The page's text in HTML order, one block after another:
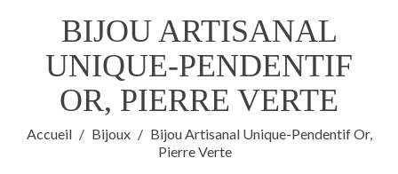
BIJOU ARTISANAL
UNIQUE-PENDENTIF
OR, PIERRE VERTE
Accueil Bijoux
Bijou Artisanal Unique-Pendentif Or,
Pierre Verte